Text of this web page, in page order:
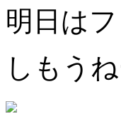
明日は
しもう